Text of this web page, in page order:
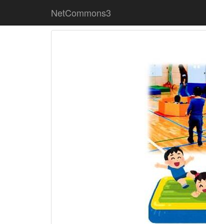
NetCommons3